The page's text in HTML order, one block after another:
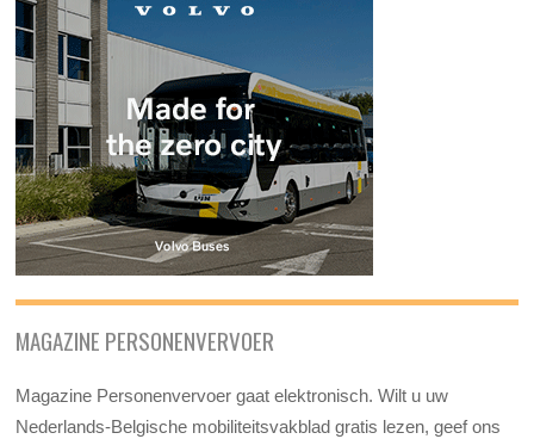
MAGAZINE PERSONENVERVOER
Magazine Personenvervoer gaat elektronisch. Wilt u uw
Nederlands-Belgische mobiliteitsvakblad gratis lezen, geef ons